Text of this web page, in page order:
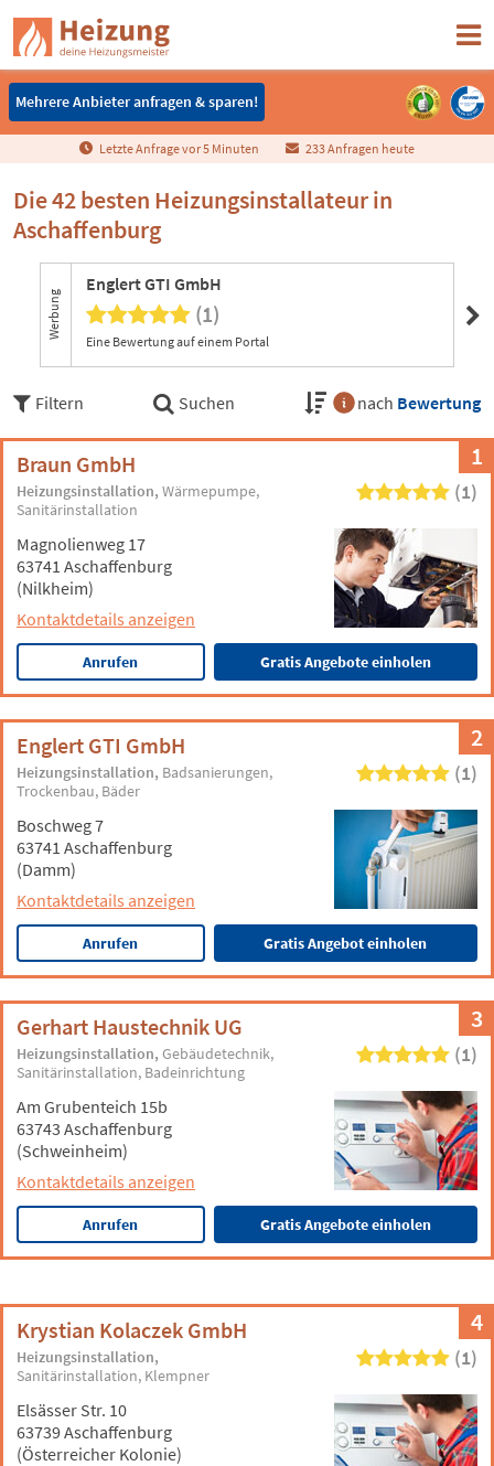
Mehrere Anbieter anfragen & sparen!
Mehrere Anbieter anfragen & sparen!
Letzte Anfrage vor5 Minuten 233 Anfragen heute
Die 42 besten Heizungsinstallateur in
Aschaffenburg
Werbung
Englert GTI GmbH
(1)
Eine Bewertung auf einem Portal
Filtern Suchen nach Bewertung
1
Braun GmbH
Heizungsinstallation Wärmepumpe
Sanitärinstallation
(1)
Magnolienweg 17
63741 Aschaffenburg
(Nilkheim)
Kontaktdetails anzeigen
Anrufen Gratis Angebote einholen
2
Englert GTI GmbH
Heizungsinstallation Badsanierungen
Trockenbau Bäder
(1)
Boschweg 7
63741 Aschaffenburg
(Damm)
Kontaktdetails anzeigen
Anrufen Gratis Angebot einholen
3
Gerhart Haustechnik UG
Heizungsinstallation Gebäudetechnik
Sanitärinstallation Badeinrichtung
(1)
Am Grubenteich 15b
63743 Aschaffenburg
(Schweinheim)
Kontaktdetails anzeigen
Anrufen Gratis Angebote einholen
4
Krystian Kolaczek GmbH
Heizungsinstallation
Sanitärinstallation Klempner
(1)
Elsässer Str. 10
63739 Aschaffenburg
(Österreicher Kolonie)